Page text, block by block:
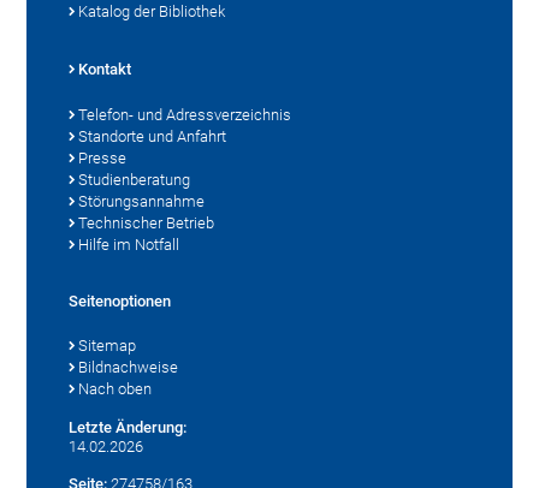
Katalog der Bibliothek
Kontakt
Telefon- und Adressverzeichnis
Standorte und Anfahrt
Presse
Studienberatung
Störungsannahme
Technischer Betrieb
Hilfe im Notfall
Seitenoptionen
Sitemap
Bildnachweise
Nach oben
Letzte Änderung:
14.02.2026
Seite: 274758/163